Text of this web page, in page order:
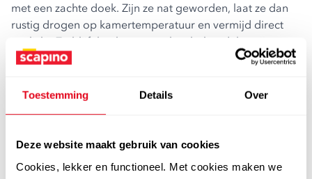
Toestemming Details Over
Deze website maakt gebruik van cookies
Cookies, lekker en functioneel. Met cookies maken we
met een zachte doek. Zijn ze nat geworden, laat ze dan
rustig drogen op kamertemperatuur en vermijd direct
zonlicht. Zo blijft het leer soepel en behoudt het zijn
kleur.
Bij Scapino vind je een wisselend assortiment bruine
achteraf betalen via Klarna, zodat je de sandalen eerst
dan staat onze klantenservice klaar om met je mee te